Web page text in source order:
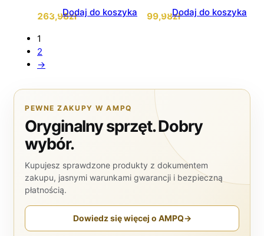
263,98zł
Dodaj do koszyka 99,98zł
Dodaj do koszyka
1
2
→
PEWNE ZAKUPY W AMPQ
Oryginalny sprzęt. Dobry
wybór.
Kupujesz sprawdzone produkty z dokumentem
zakupu, jasnymi warunkami gwarancji i bezpieczną
płatnością.
Dowiedz się więcej o AMPQ→